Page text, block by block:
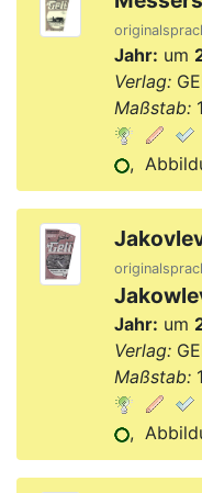
Jahr: um
Verlag:
Maßstab:
,
Jahr: um
Verlag:
Maßstab:
,